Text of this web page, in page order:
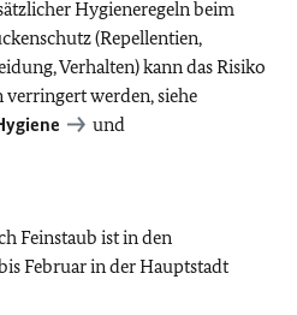
Hygieneregeln beim
(Repellentien,
Verhalten) kann das Risiko
werden, siehe
und
Feinstaub ist in den
Februar in der Hauptstadt